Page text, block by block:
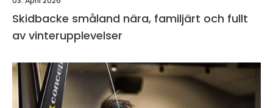
Skidbacke småland nära, familjärt och fullt
av vinterupplevelser